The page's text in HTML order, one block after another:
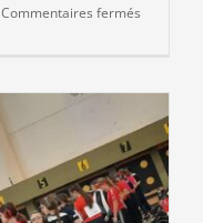
Commentaires fermés
10
mètres
de
Gironde